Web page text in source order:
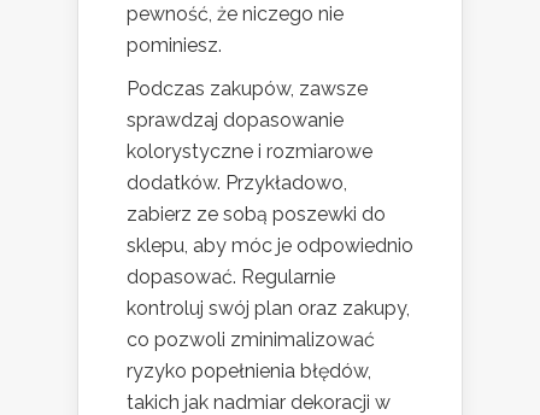
pewność, że niczego nie
pominiesz.
Podczas zakupów, zawsze
sprawdzaj dopasowanie
kolorystyczne i rozmiarowe
dodatków. Przykładowo,
zabierz ze sobą poszewki do
sklepu, aby móc je odpowiednio
dopasować. Regularnie
kontroluj swój plan oraz zakupy,
co pozwoli zminimalizować
ryzyko popełnienia błędów,
takich jak nadmiar dekoracji w